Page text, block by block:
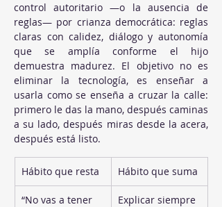
control autoritario —o la ausencia de
reglas— por crianza democrática: reglas
claras con calidez, diálogo y autonomía
que se amplía conforme el hijo
demuestra madurez. El objetivo no es
eliminar la tecnología, es enseñar a
usarla como se enseña a cruzar la calle:
primero le das la mano, después caminas
a su lado, después miras desde la acera,
después está listo.
Hábito que resta Hábito que suma
“No vas a tener
Explicar siempre